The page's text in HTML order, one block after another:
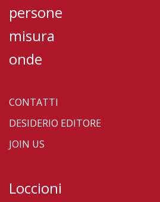
persone
misura
onde
CONTATTI
DESIDERIO EDITORE
JOIN US
Loccioni